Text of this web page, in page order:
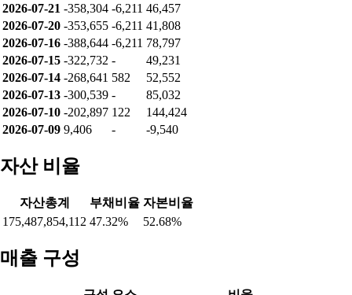
2026-07-21 -358,304 -6,211 46,457
2026-07-20 -353,655 -6,211 41,808
2026-07-16 -388,644 -6,211 78,797
2026-07-15 -322,732 -
49,231
2026-07-14 -268,641 582
52,552
2026-07-13 -300,539 -
85,032
2026-07-10 -202,897 122
144,424
2026-07-09 9,406 - -9,540
자산 비율
자산총계 부채비율 자본비율
175,487,854,112 47.32% 52.68%
매출 구성